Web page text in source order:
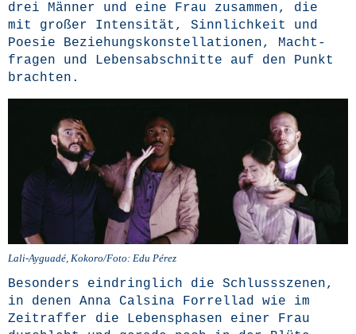
drei Män­ner und eine Frau zusam­men, die
mit gro­ßer Inten­si­tät, Sinn­lich­keit und
Poe­sie Bezie­hungs­kon­stel­la­tio­nen, Macht­
fra­gen und Lebens­ab­schnit­te auf den Punkt
brachten.
Lali-Aygua­dé, Kokoro/Foto: Edu Pérez
Beson­ders ein­dring­lich die Schluss­sze­nen,
in denen Anna Cal­si­na For­rel­lad wie im
Zeit­raf­fer die Lebens­pha­sen einer Frau